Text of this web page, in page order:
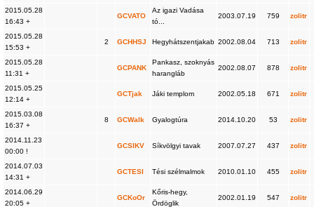
2015.05.28
16:43 +
GCVATO
Az igazi Vadása
tó...
2003.07.19 759 zolitr
2015.05.28
15:53 +
2 GCHHSJ Hegyhátszentjakab 2002.08.04 713 zolitr
2015.05.28
11:31 +
GCPANK
Pankasz, szoknyás
harangláb
2002.08.07 878 zolitr
2015.05.25
12:14 +
GCTjak Jáki templom 2002.05.18 671 zolitr
2015.03.08
16:37 +
8 GCWalk Gyalogtúra 2014.10.20 53 zolitr
2014.11.23
00:00 !
GCSIKV Síkvölgyi tavak 2007.07.27 437 zolitr
2014.07.03
14:31 +
GCTESI Tési szélmalmok 2010.01.10 455 zolitr
2014.06.29
20:05 +
GCKoOr
Kőris-hegy,
Ördöglik
2002.01.19 547 zolitr